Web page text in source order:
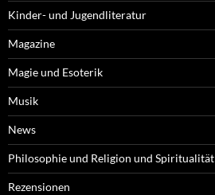
Kinder- und Jugendliteratur
Magazine
Magie und Esoterik
Musik
News
Philosophie und Religion und Spiritualität
Rezensionen